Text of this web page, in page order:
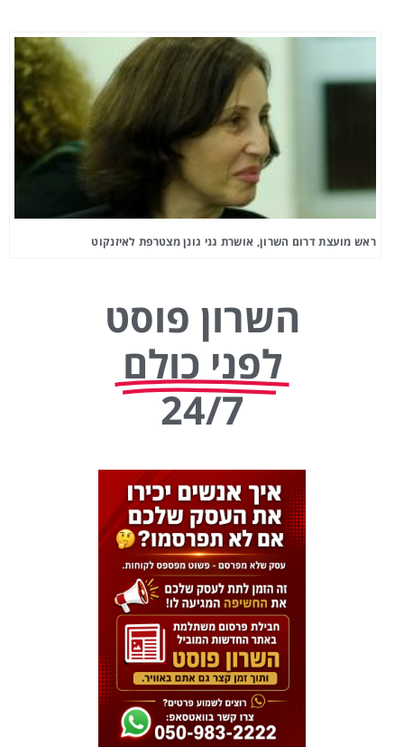
ראש מועצת דרום השרון, אושרת גני גונן מצטרפת לאיזנקוט
השרון פוסט
לפני כולם
24/7